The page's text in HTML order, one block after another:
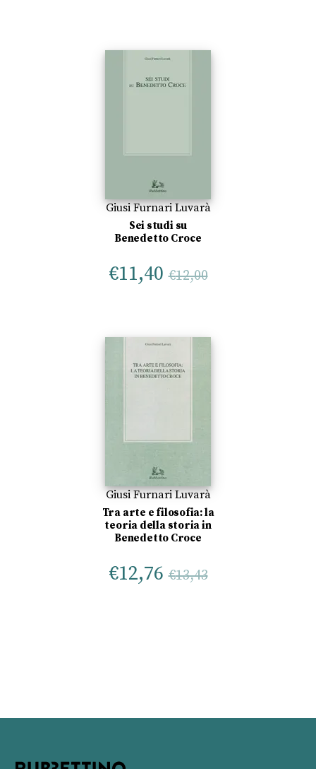
Giusi Furnari Luvarà
Sei studi su
Benedetto Croce
€11,40 €12,00
Giusi Furnari Luvarà
Tra arte e filosofia: la
teoria della storia in
Benedetto Croce
€12,76 €13,43